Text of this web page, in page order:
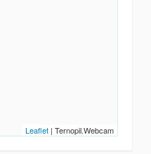
Leaflet| Ternopil.Webcam